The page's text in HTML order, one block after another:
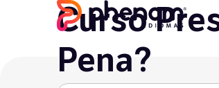
Curso
Pena?